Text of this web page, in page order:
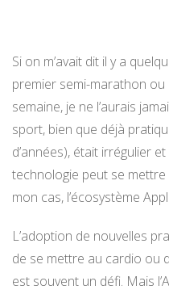
Si on m’avait dit il y a
premier semi-marathon
semaine, je ne l’aurais
sport, bien que déjà
d’années), était irrégulier
technologie peut se mettre
mon cas, l’écosystème
L’adoption de nouvelles
de se mettre au cardio ou
est souvent un défi. Mais